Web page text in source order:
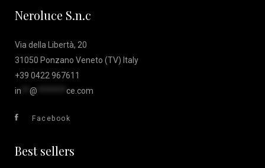
Neroluce S.n.c
Via della Libertà, 20
31050 Ponzano Veneto (TV) Italy
+39 0422 967611
in
@ ce.com
Facebook
Best sellers